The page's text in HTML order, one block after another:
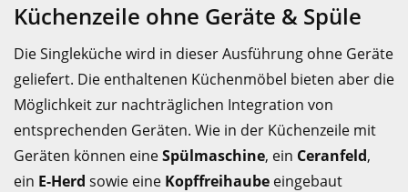
Küchenzeile ohne Geräte & Spüle
Die Singleküche wird in dieser Ausführung ohne Geräte
geliefert. Die enthaltenen Küchenmöbel bieten aber die
Möglichkeit zur nachträglichen Integration von
entsprechenden Geräten. Wie in der Küchenzeile mit
Geräten können eineSpülmaschine, ein Ceranfeld,
ein E-Herd sowie eine Kopffreihaube eingebaut